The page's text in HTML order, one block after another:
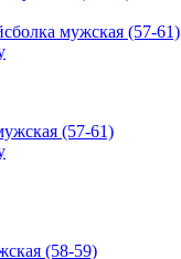
мужская (57-61)
(57-61)